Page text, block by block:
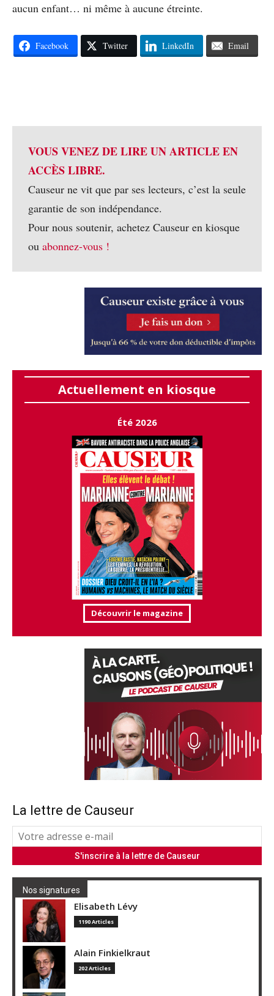
aucun enfant… ni même à aucune étreinte.
Facebook Twitter LinkedIn Email
VOUS VENEZ DE LIRE UN ARTICLE EN
ACCÈS LIBRE.
Causeur ne vit que par ses lecteurs, c’est la seule
garantie de son indépendance.
Pour nous soutenir, achetez Causeur en kiosque
ou abonnez-vous !
Actuellement en kiosque
Été 2026
Découvrir le magazine
La lettre de Causeur
Nos signatures
Elisabeth Lévy
1190 Articles
Alain Finkielkraut
202 Articles